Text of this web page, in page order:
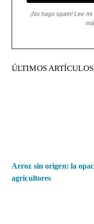
¡No hago spam! Lee mi
ÚLTIMOS ARTÍCULOS
Arroz sin origen: la
agricultores